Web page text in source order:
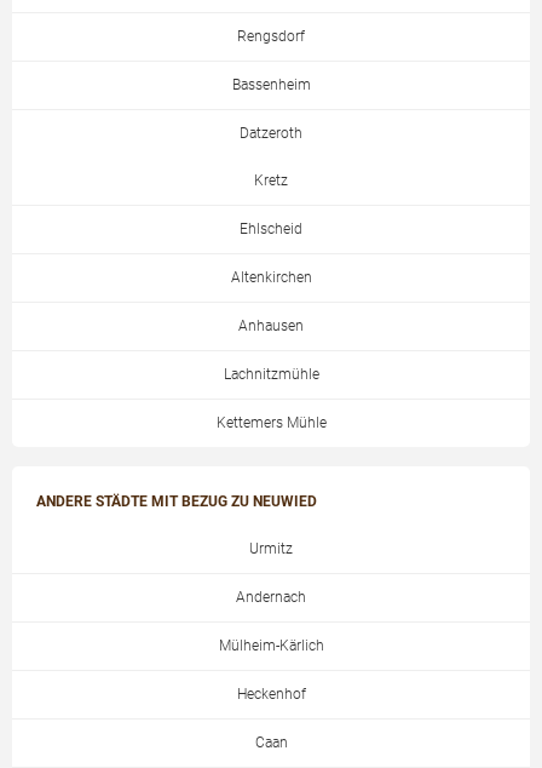
Rengsdorf
Bassenheim
Datzeroth
Kretz
Ehlscheid
Altenkirchen
Anhausen
Lachnitzmühle
Kettemers Mühle
ANDERE STÄDTE MIT BEZUG ZU NEUWIED
Urmitz
Andernach
Mülheim-Kärlich
Heckenhof
Caan